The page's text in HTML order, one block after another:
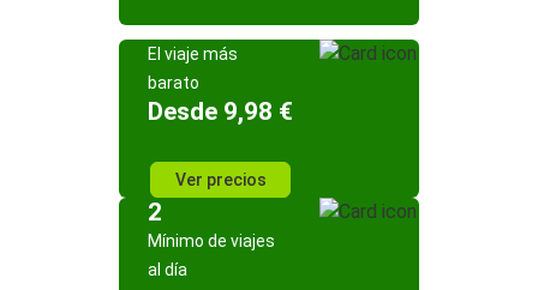
El viaje más
barato
Desde 9,98 €
Ver precios
2
Mínimo de viajes
al día